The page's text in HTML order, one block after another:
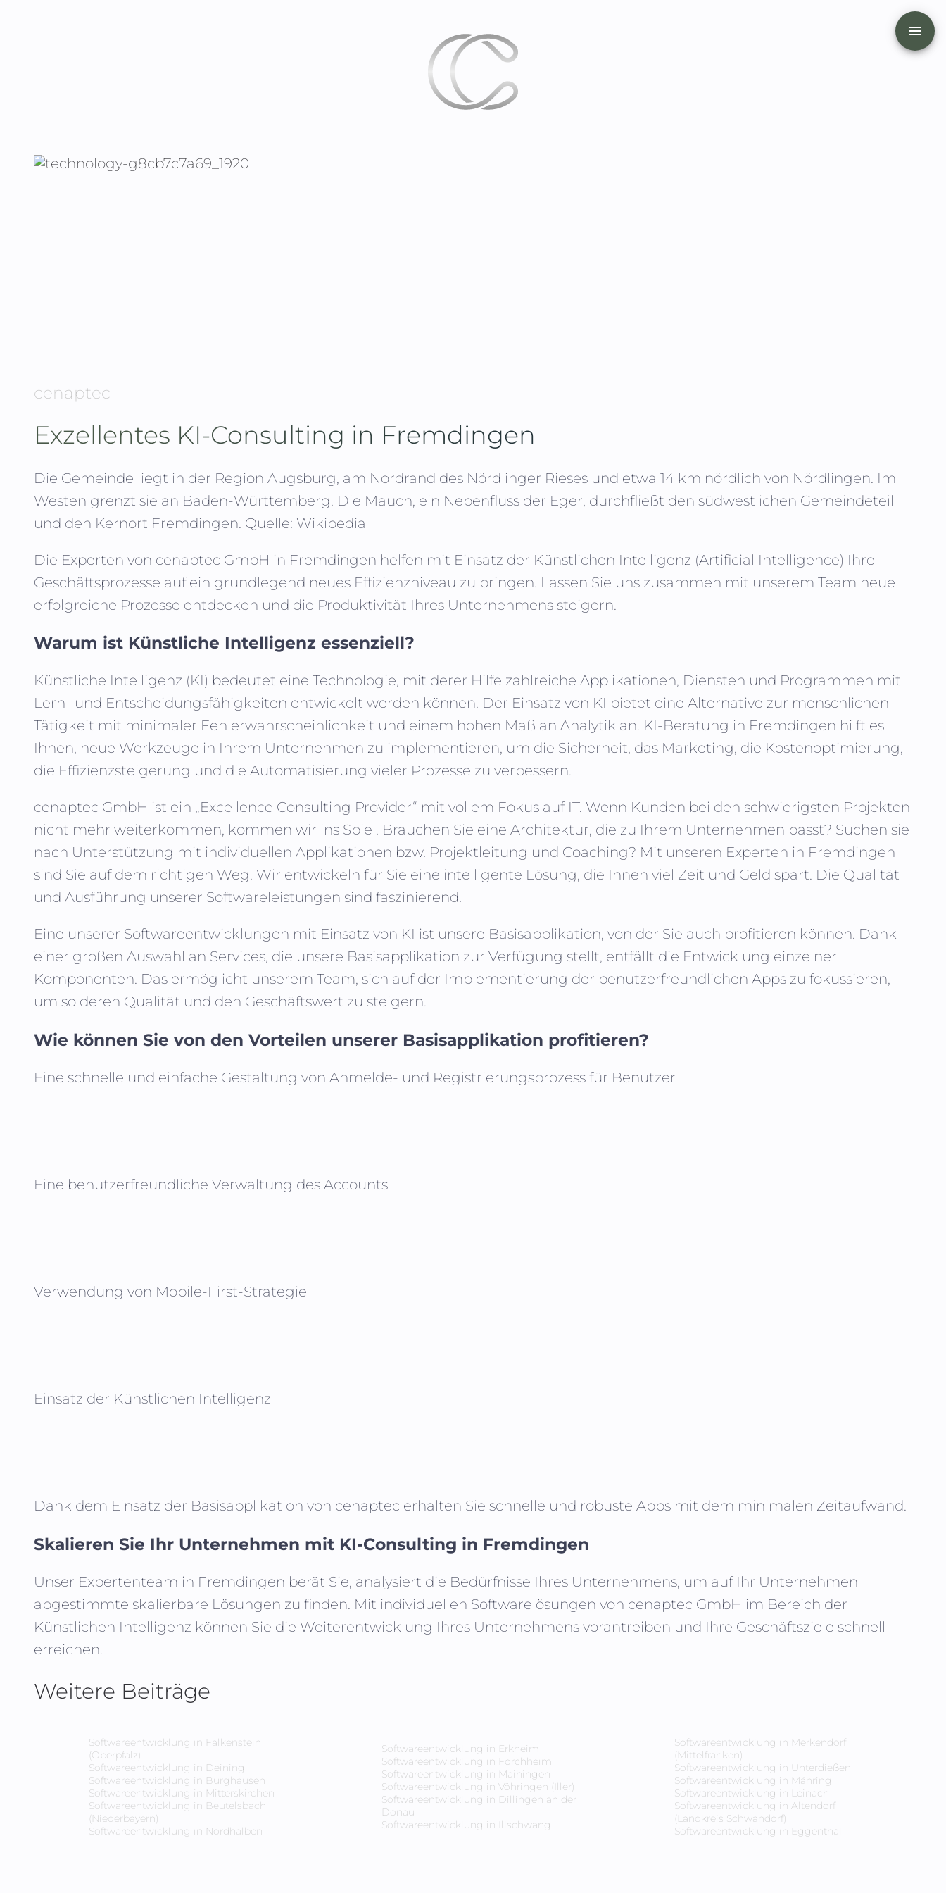
cenaptec
Exzellentes KI-Consulting in Fremdingen
Die Gemeinde liegt in der Region Augsburg, am Nordrand des Nördlinger Rieses und etwa 14 km nördlich von Nördlingen. Im
Westen grenzt sie an Baden-Württemberg. Die Mauch, ein Nebenfluss der Eger, durchfließt den südwestlichen Gemeindeteil
und den Kernort Fremdingen. Quelle: Wikipedia
Die Experten von cenaptec GmbH in Fremdingen helfen mit Einsatz der Künstlichen Intelligenz (Artificial Intelligence) Ihre
Geschäftsprozesse auf ein grundlegend neues Effizienzniveau zu bringen. Lassen Sie uns zusammen mit unserem Team neue
erfolgreiche Prozesse entdecken und die Produktivität Ihres Unternehmens steigern.
Warum ist Künstliche Intelligenz essenziell?
Künstliche Intelligenz (KI) bedeutet eine Technologie, mit derer Hilfe zahlreiche Applikationen, Diensten und Programmen mit
Lern- und Entscheidungsfähigkeiten entwickelt werden können. Der Einsatz von KI bietet eine Alternative zur menschlichen
Tätigkeit mit minimaler Fehlerwahrscheinlichkeit und einem hohen Maß an Analytik an. KI-Beratung in Fremdingen hilft es
Ihnen, neue Werkzeuge in Ihrem Unternehmen zu implementieren, um die Sicherheit, das Marketing, die Kostenoptimierung,
die Effizienzsteigerung und die Automatisierung vieler Prozesse zu verbessern.
cenaptec GmbH ist ein „Excellence Consulting Provider“ mit vollem Fokus auf IT. Wenn Kunden bei den schwierigsten Projekten
nicht mehr weiterkommen, kommen wir ins Spiel. Brauchen Sie eine Architektur, die zu Ihrem Unternehmen passt? Suchen sie
nach Unterstützung mit individuellen Applikationen bzw. Projektleitung und Coaching? Mit unseren Experten in Fremdingen
sind Sie auf dem richtigen Weg. Wir entwickeln für Sie eine intelligente Lösung, die Ihnen viel Zeit und Geld spart. Die Qualität
und Ausführung unserer Softwareleistungen sind faszinierend.
Eine unserer Softwareentwicklungen mit Einsatz von KI ist unsere Basisapplikation, von der Sie auch profitieren können. Dank
einer großen Auswahl an Services, die unsere Basisapplikation zur Verfügung stellt, entfällt die Entwicklung einzelner
Komponenten. Das ermöglicht unserem Team, sich auf der Implementierung der benutzerfreundlichen Apps zu fokussieren,
um so deren Qualität und den Geschäftswert zu steigern.
Wie können Sie von den Vorteilen unserer Basisapplikation profitieren?
Eine schnelle und einfache Gestaltung von Anmelde- und Registrierungsprozess für Benutzer
Eine benutzerfreundliche Verwaltung des Accounts
Verwendung von Mobile-First-Strategie
Einsatz der Künstlichen Intelligenz
Dank dem Einsatz der Basisapplikation von cenaptec erhalten Sie schnelle und robuste Apps mit dem minimalen Zeitaufwand.
Skalieren Sie Ihr Unternehmen mit KI-Consulting in Fremdingen
Unser Expertenteam in Fremdingen berät Sie, analysiert die Bedürfnisse Ihres Unternehmens, um auf Ihr Unternehmen
abgestimmte skalierbare Lösungen zu finden. Mit individuellen Softwarelösungen von cenaptec GmbH im Bereich der
Künstlichen Intelligenz können Sie die Weiterentwicklung Ihres Unternehmens vorantreiben und Ihre Geschäftsziele schnell
erreichen.
Weitere Beiträge
Softwareentwicklung in Falkenstein
(Oberpfalz)
Softwareentwicklung in Deining
Softwareentwicklung in Burghausen
Softwareentwicklung in Mitterskirchen
Softwareentwicklung in Beutelsbach
(Niederbayern)
Softwareentwicklung in Nordhalben
Softwareentwicklung in Erkheim
Softwareentwicklung in Forchheim
Softwareentwicklung in Maihingen
Softwareentwicklung in Vöhringen (Iller)
Softwareentwicklung in Dillingen an der
Donau
Softwareentwicklung in Illschwang
Softwareentwicklung in Merkendorf
(Mittelfranken)
Softwareentwicklung in Unterdießen
Softwareentwicklung in Mähring
Softwareentwicklung in Leinach
Softwareentwicklung in Altendorf
(Landkreis Schwandorf)
Softwareentwicklung in Eggenthal